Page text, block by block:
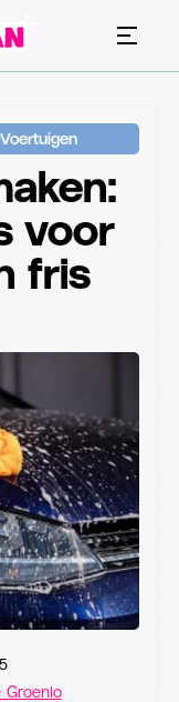
Voertuigen
voor
fris
Groenlo